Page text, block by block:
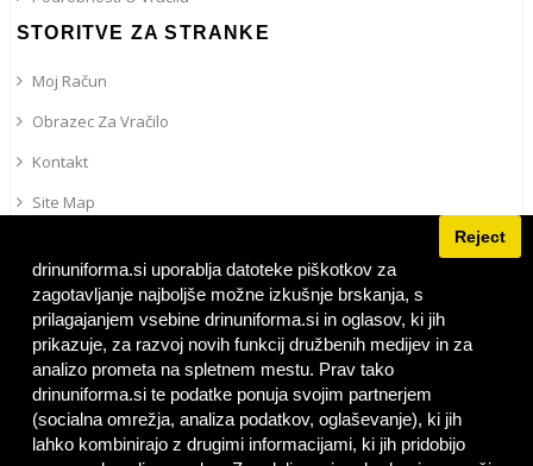
drinuniforma.si uporablja datoteke piškotkov za
zagotavljanje najboljše možne izkušnje brskanja, s
prilagajanjem vsebine drinuniforma.si in oglasov, ki jih
prikazuje, za razvoj novih funkcij družbenih medijev in za
analizo prometa na spletnem mestu. Prav tako
drinuniforma.si te podatke ponuja svojim partnerjem
(socialna omrežja, analiza podatkov, oglaševanje), ki jih
lahko kombinirajo z drugimi informacijami, ki jih pridobijo
Reject
STORITVE ZA STRANKE
Moj Račun
Obrazec Za Vračilo
Kontakt
Site Map
Personalizirano Vezenje
UNIFORMA V EVROPI
Slovenia | SI (Slovenian)
FACEBOOK